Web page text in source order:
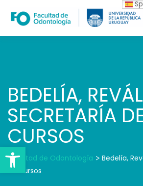
Open toolbar
BEDELÍA,
SECRETARÍA
CURSOS
Facultad de Odontología > Bedelía,
de Cursos